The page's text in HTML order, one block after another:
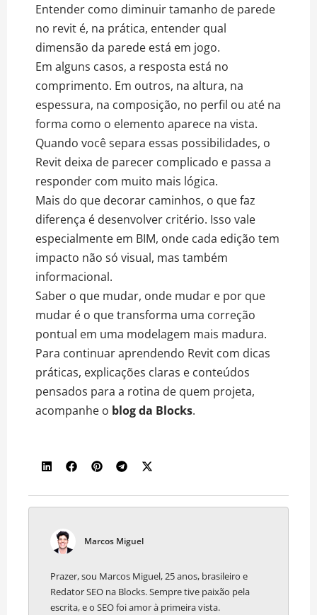
Entender como diminuir tamanho de parede
no revit é, na prática, entender qual
dimensão da parede está em jogo.
Em alguns casos, a resposta está no
comprimento. Em outros, na altura, na
espessura, na composição, no perfil ou até na
forma como o elemento aparece na vista.
Quando você separa essas possibilidades, o
Revit deixa de parecer complicado e passa a
responder com muito mais lógica.
Mais do que decorar caminhos, o que faz
diferença é desenvolver critério. Isso vale
especialmente em BIM, onde cada edição tem
impacto não só visual, mas também
informacional.
Saber o que mudar, onde mudar e por que
mudar é o que transforma uma correção
pontual em uma modelagem mais madura.
Para continuar aprendendo Revit com dicas
práticas, explicações claras e conteúdos
pensados para a rotina de quem projeta,
acompanhe o blog da Blocks.
Marcos Miguel
Prazer, sou Marcos Miguel, 25 anos, brasileiro e
Redator SEO na Blocks. Sempre tive paixão pela
escrita, e o SEO foi amor à primeira vista.